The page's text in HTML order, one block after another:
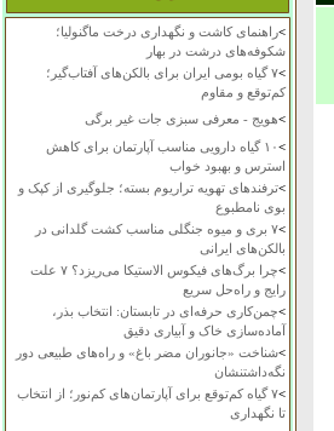
>راهنمای کاشت و نگهداری درخت ماگنولیا؛
شکوفه‌های درشت در بهار
>
۷ گیاه بومی ایران برای بالکن‌های آفتاب‌گیر؛
کم‌توقع و مقاوم
>هویج - معرفی سبزی جات غیر برگی
>
۱۰ گیاه دارویی مناسب آپارتمان برای کاهش
استرس و بهبود خواب
>ترفندهای تهویه تراریوم بسته؛ جلوگیری از کپک و
بوی نامطبوع
>
۷ بری و میوه جنگلی مناسب کشت گلدانی در
بالکن‌های ایرانی
>
چرا برگ‌های فیکوس الاستیکا می‌ریزد؟ ۷ علت
رایج و راه‌حل سریع
>چمن‌کاری حرفه‌ای در تابستان: انتخاب بذر،
آماده‌سازی خاک و آبیاری دقیق
>شناخت «جانوران مضر باغ» و راه‌های طبیعی دور
نگه‌داشتنشان
>
۷ گیاه کم‌توقع برای آپارتمان‌های کم‌نور؛ از انتخاب
تا نگهداری